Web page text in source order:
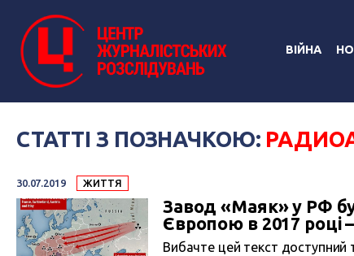
ВІЙНА
СТАТТІ З ПОЗНАЧКОЮ:
30.07.2019 ЖИТТЯ
Завод «Маяк» у РФ
Європою в 2017 році
Вибачте цей текст доступний